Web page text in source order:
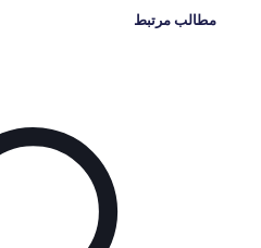
مطالب مرتبط